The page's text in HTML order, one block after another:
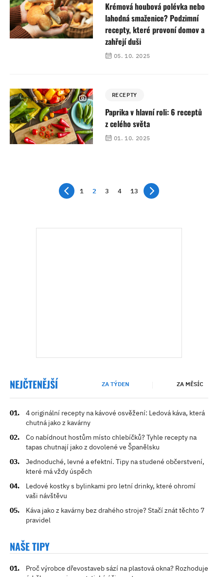
Krémová houbová polévka nebo
lahodná smaženice? Podzimní
recepty, které provoní domov a
zahřejí duši
05. 10. 2025
RECEPTY
Paprika v hlavní roli: 6 receptů
z celého světa
01. 10. 2025
1 2 3 4 13
NEJČTENĚJŠÍ ZA TÝDEN ZA MĚSÍC
4 originální recepty na kávové osvěžení: Ledová káva, která
chutná jako z kavárny
Co nabídnout hostům místo chlebíčků? Tyhle recepty na
tapas chutnají jako z dovolené ve Španělsku
Jednoduché, levné a efektní. Tipy na studené občerstvení,
které má vždy úspěch
Ledové kostky s bylinkami pro letní drinky, které ohromí
vaši návštěvu
Káva jako z kavárny bez drahého stroje? Stačí znát těchto 7
pravidel
NAŠE TIPY
Proč výrobce dřevostaveb sází na plastová okna? Rozhoduje